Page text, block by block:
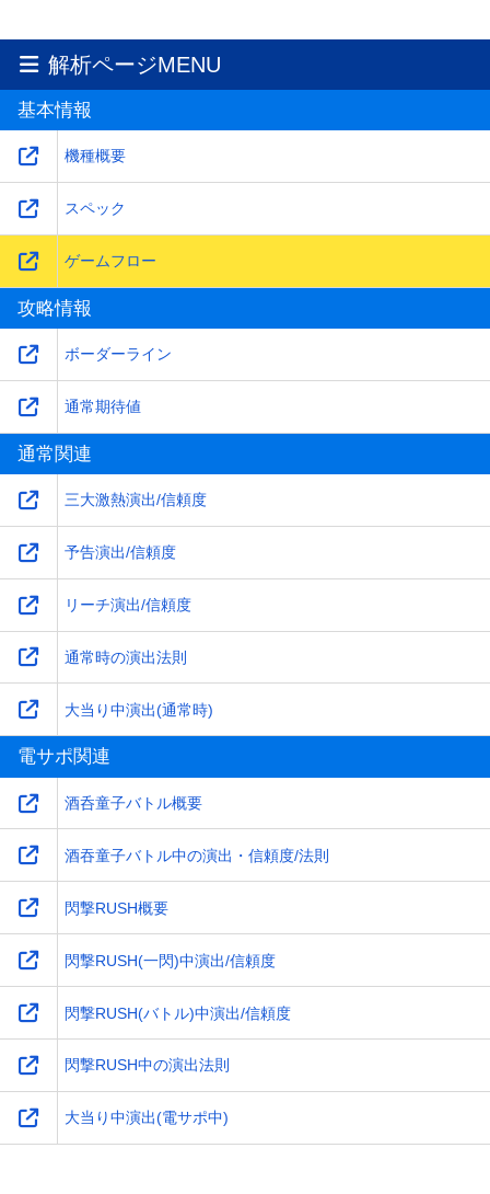
解析ページMENU
基本情報
機種概要
スペック
ゲームフロー
攻略情報
ボーダーライン
通常期待値
通常関連
三大激熱演出/信頼度
予告演出/信頼度
リーチ演出/信頼度
通常時の演出法則
大当り中演出(通常時)
電サポ関連
酒呑童子バトル概要
酒吞童子バトル中の演出・信頼度/法則
閃撃RUSH概要
閃撃RUSH(一閃)中演出/信頼度
閃撃RUSH(バトル)中演出/信頼度
閃撃RUSH中の演出法則
大当り中演出(電サポ中)